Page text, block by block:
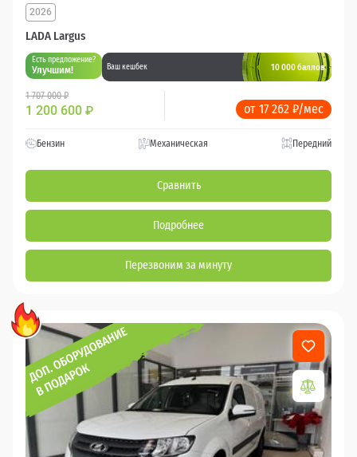
LADA Largus
2026
Есть предложение?
Улучшим! Ваш кешбек 10 000 баллов
1 707 000 ₽
1 200 600 ₽ от 17 262 ₽/мес
Бензин Механическая Передний
Сравнить
Подробнее
Перезвоним за минуту